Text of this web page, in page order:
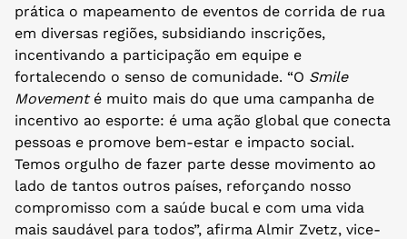
prática o mapeamento de eventos de corrida de rua
em diversas regiões, subsidiando inscrições,
incentivando a participação em equipe e
fortalecendo o senso de comunidade. “O Smile
Movementé muito mais do que uma campanha de
incentivo ao esporte: é uma ação global que conecta
pessoas e promove bem-estar e impacto social.
Temos orgulho de fazer parte desse movimento ao
lado de tantos outros países, reforçando nosso
compromisso com a saúde bucal e com uma vida
mais saudável para todos”, afirma Almir Zvetz, vice-